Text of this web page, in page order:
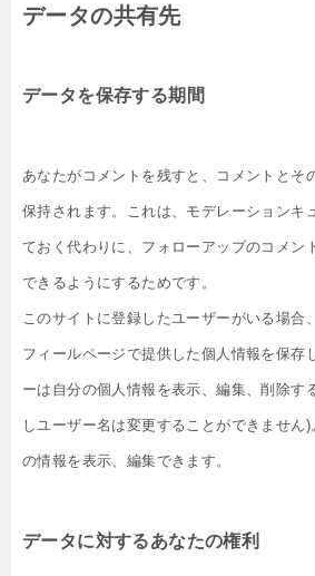
データの共有先
データを保存する期間
あなたがコメントを残すと、コメントとそ
保持されます。これは、モデレーションキ
ておく代わりに、フォローアップのコメン
できるようにするためです。
このサイトに登録したユーザーがいる場合
フィールページで提供した個人情報を保存
ーは自分の個人情報を表示、編集、削除す
しユーザー名は変更することができません
の情報を表示、編集できます。
データに対するあなたの権利